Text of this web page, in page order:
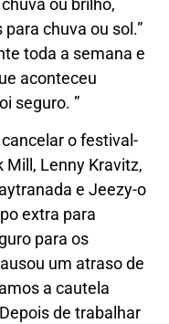
ou brilho,
chuva ou sol.”
toda a semana e
aconteceu
seguro. ”
o festival-
Lenny Kravitz,
e Jeezy-o
extra para
para os
um atraso de
a cautela
de trabalhar